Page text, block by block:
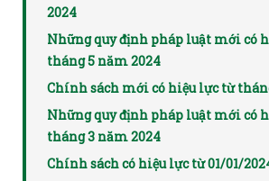
2024
Những quy định pháp luật mới có
tháng 5 năm 2024
Chính sách mới có hiệu lực từ
Những quy định pháp luật mới có
tháng 3 năm 2024
Chính sách có hiệu lực từ 01/01/